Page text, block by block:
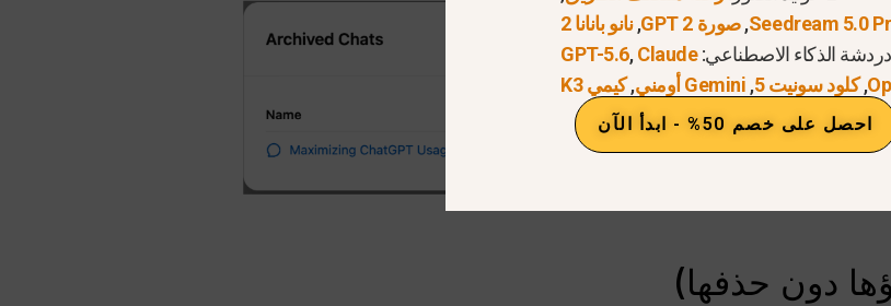
دون حذفها)
Seedream 5.0
,صورة GPT 2 ,نانو بانانا 2
الذكاء الاصطناعي:
GPT-5.6,Claude
,كلود سونيت 5 , Gemini أومني ,كيمي K3
احصل على خصم 50% - ابدأ الآن